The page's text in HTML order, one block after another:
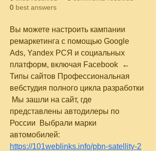
0 best answers
Вы можете настроить кампании
ремаркетинга с помощью Google
Ads, Yandex РСЯ и социальных
платформ, включая Facebook  ←
Типы сайтов Профессиональная
вебстудия полного цикла разработки
Мы зашли на сайт, где
представлены автодилеры по
России  Выбрали марки
автомобилей:
https://101weblinks.info/pbn-satellity-2